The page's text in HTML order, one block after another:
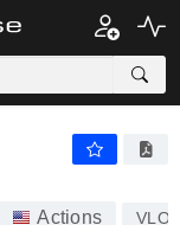
Actions VLO